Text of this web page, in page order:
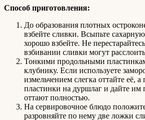
Способ приготовления:
До образования плотных
взбейте сливки. Всыпьте
хорошо взбейте. Не
взбивании сливки могут
Тонкими продольными
клубнику. Если используете
измельчением слегка оттайте её,
пластинки на дуршлаг и дайте им
оттают полностью.
На сервировочное блюдо
разровняйте по нему две ложки